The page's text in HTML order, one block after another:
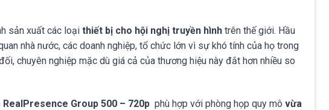
sản xuất các loại thiết bị cho hội nghị truyền hình trên thế giới. Hầu
nhà nước, các doanh nghiệp, tổ chức lớn vì sự khó tính của họ trong
chuyên nghiệp mặc dù giá cả của thương hiệu này đắt hơn nhiều so
Group 500 – 720p phù hợp với phòng họp quy mô vừa